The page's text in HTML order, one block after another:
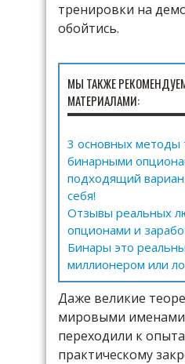
тренировки на
обойтись.
МЫ ТАКЖЕ
МАТЕРИАЛАМИ:
3 основных методы
бинарными
подходящий
себя!
Отзывы реальных
опционами и
Бинары это
миллионером или
Даже великие
мировыми именами
переходили к
практическому